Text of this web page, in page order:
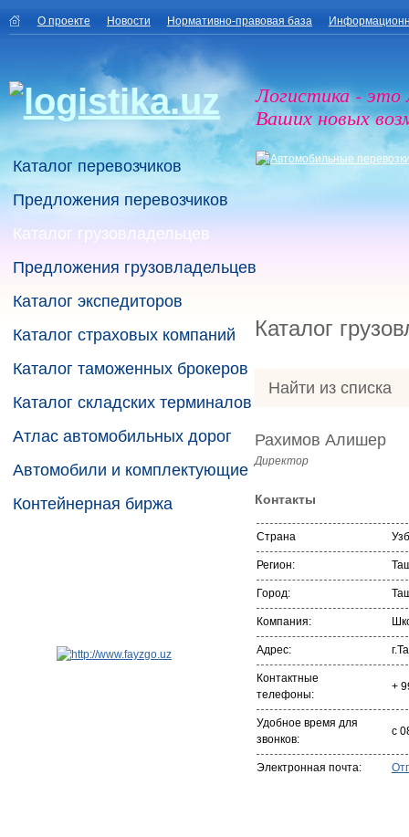
О проекте Новости Нормативно-правовая база
Логистика - это
Ваших новых
Каталог перевозчиков
Предложения перевозчиков
Каталог грузовладельцев
Предложения грузовладельцев
Каталог экспедиторов
Каталог страховых компаний
Каталог таможенных брокеров
Каталог складских терминалов
Атлас автомобильных дорог
Автомобили и комплектующие
Контейнерная биржа
Каталог
Найти из списка
Рахимов Алишер
Директор
Контакты
Страна
Регион:
Город:
Компания:
Адрес:
Контактные
телефоны:
+
Удобное время для
звонков:
с
Электронная почта: